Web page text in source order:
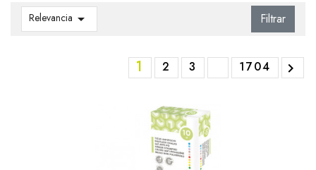
Relevancia  Filtrar
1 2 3 1704 